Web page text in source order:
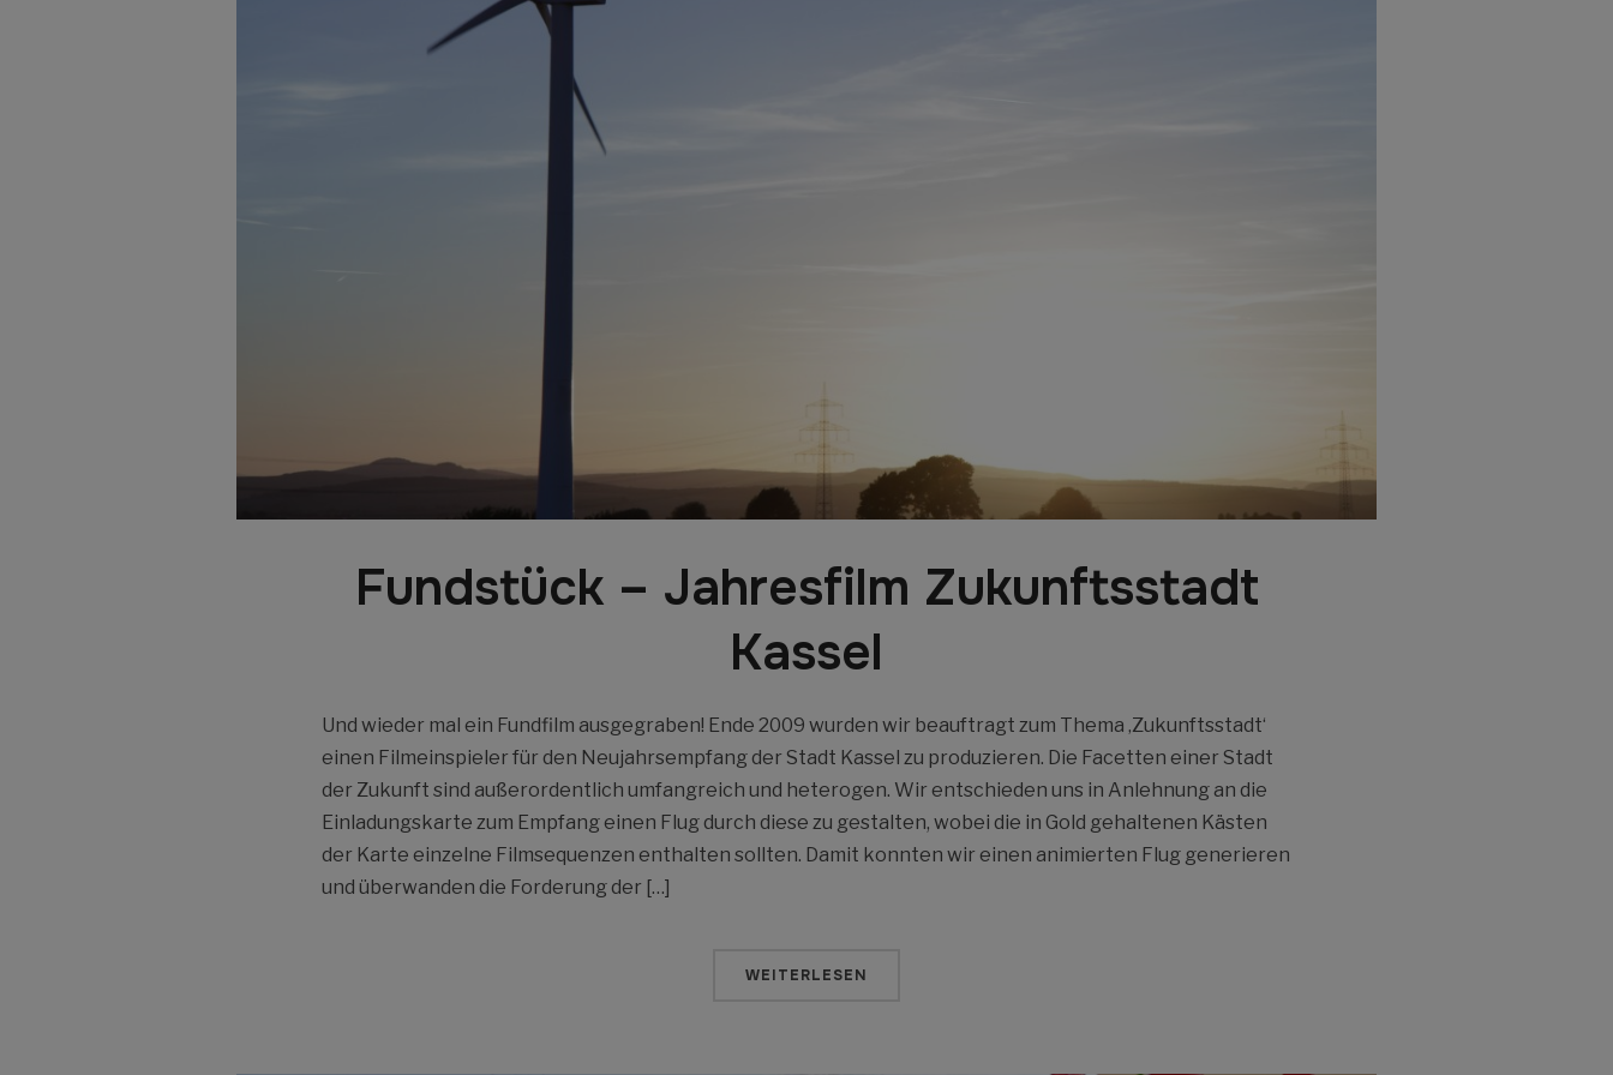
Fundstück – Jahresfilm Zukunftsstadt
Kassel
Und wieder mal ein Fundfilm ausgegraben! Ende 2009 wurden wir beauftragt zum Thema ‚Zukunftsstadt‘
einen Filmeinspieler für den Neujahrsempfang der Stadt Kassel zu produzieren. Die Facetten einer Stadt
der Zukunft sind außerordentlich umfangreich und heterogen. Wir entschieden uns in Anlehnung an die
Einladungskarte zum Empfang einen Flug durch diese zu gestalten, wobei die in Gold gehaltenen Kästen
der Karte einzelne Filmsequenzen enthalten sollten. Damit konnten wir einen animierten Flug generieren
und überwanden die Forderung der […]
WEITERLESEN